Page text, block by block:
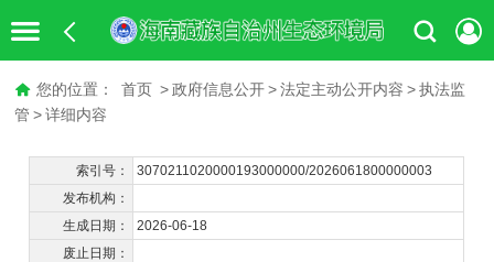
您的位置： 首页 > 政府信息公开 > 法定主动公开内容 > 执法监
管 > 详细内容
索引号：
3070211020000193000000/2026061800000003
发布机构：
生成日期：
2026-06-18
废止日期：